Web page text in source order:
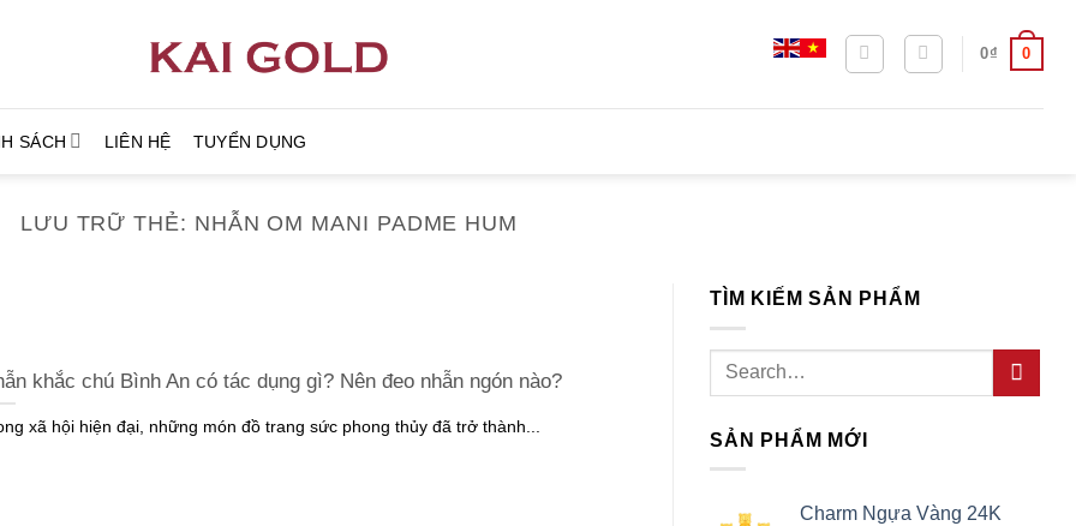
0₫ 0
SÁCH LIÊN HỆ TUYỂN DỤNG
LƯU TRỮ THẺ: NHẪN OM MANI PADME HUM
khắc chú Bình An có tác dụng gì? Nên đeo nhẫn ngón nào?
xã hội hiện đại, những món đồ trang sức phong thủy đã trở thành...
TÌM KIẾM SẢN PHẨM
Search
SẢN PHẨM MỚI
Charm Ngựa Vàng 24K